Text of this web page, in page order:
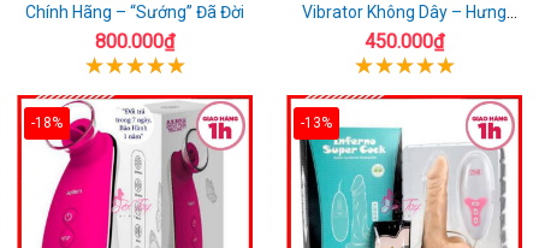
Chính Hãng – “Sướng” Đã Đời
800.000₫
Vibrator Không Dây – Hưng
Phấn Mọi Nơi
450.000₫
-18% -13%